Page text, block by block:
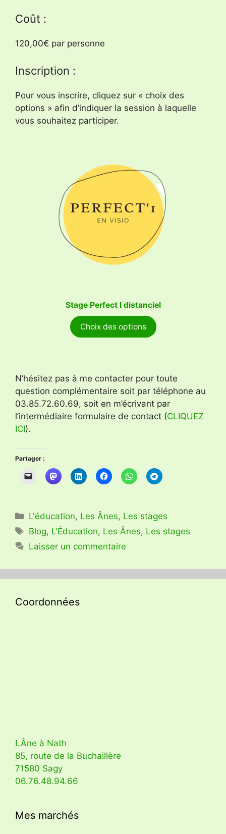
Coût :
120,00€ par personne
Inscription :
Pour vous inscrire, cliquez sur « choix des
options » afin d’indiquer la session à laquelle
vous souhaitez participer.
Stage Perfect I distanciel
Choix des options
N’hésitez pas à me contacter pour toute
question complémentaire soit par téléphone au
03.85.72.60.69, soit en m’écrivant par
l’intermédiaire formulaire de contact (CLIQUEZ
ICI).
Partager :
Catégories
L'éducation, Les Ânes, Les stages
Étiquettes
Blog, L'Éducation, Les Ânes, Les stages
Laisser un commentaire
Coordonnées
LÂne à Nath
85, route de la Buchaillère
71580 Sagy
06.76.48.94.66
Mes marchés